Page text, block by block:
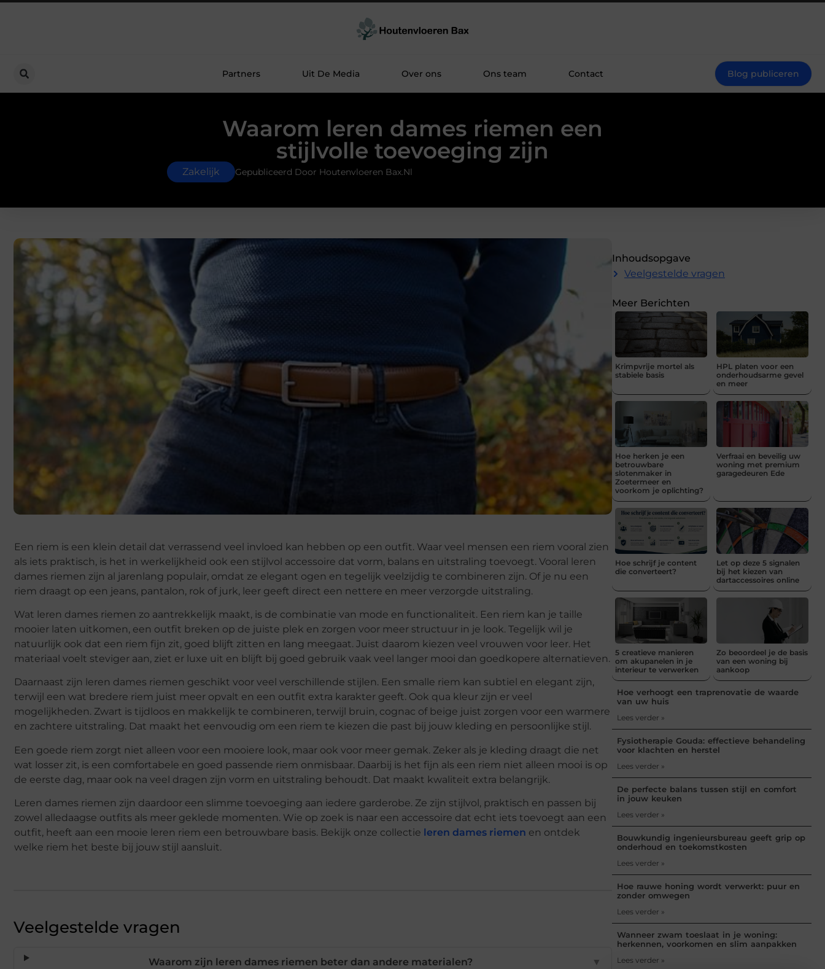
Partners Uit De Media Over ons Ons team Contact Blog publiceren
Waarom leren dames riemen een
stijlvolle toevoeging zijn
Zakelijk Gepubliceerd Door Houtenvloeren Bax.nl
Een riem is een klein detail dat verrassend veel invloed kan hebben op een outfit. Waar veel mensen een riem vooral zien
als iets praktisch, is het in werkelijkheid ook een stijlvol accessoire dat vorm, balans en uitstraling toevoegt. Vooral leren
dames riemen zijn al jarenlang populair, omdat ze elegant ogen en tegelijk veelzijdig te combineren zijn. Of je nu een
riem draagt op een jeans, pantalon, rok of jurk, leer geeft direct een nettere en meer verzorgde uitstraling.
Wat leren dames riemen zo aantrekkelijk maakt, is de combinatie van mode en functionaliteit. Een riem kan je taille
mooier laten uitkomen, een outfit breken op de juiste plek en zorgen voor meer structuur in je look. Tegelijk wil je
natuurlijk ook dat een riem fijn zit, goed blijft zitten en lang meegaat. Juist daarom kiezen veel vrouwen voor leer. Het
materiaal voelt steviger aan, ziet er luxe uit en blijft bij goed gebruik vaak veel langer mooi dan goedkopere alternatieven.
Daarnaast zijn leren dames riemen geschikt voor veel verschillende stijlen. Een smalle riem kan subtiel en elegant zijn,
terwijl een wat bredere riem juist meer opvalt en een outfit extra karakter geeft. Ook qua kleur zijn er veel
mogelijkheden. Zwart is tijdloos en makkelijk te combineren, terwijl bruin, cognac of beige juist zorgen voor een warmere
en zachtere uitstraling. Dat maakt het eenvoudig om een riem te kiezen die past bij jouw kleding en persoonlijke stijl.
Een goede riem zorgt niet alleen voor een mooiere look, maar ook voor meer gemak. Zeker als je kleding draagt die net
wat losser zit, is een comfortabele en goed passende riem onmisbaar. Daarbij is het fijn als een riem niet alleen mooi is op
de eerste dag, maar ook na veel dragen zijn vorm en uitstraling behoudt. Dat maakt kwaliteit extra belangrijk.
Leren dames riemen zijn daardoor een slimme toevoeging aan iedere garderobe. Ze zijn stijlvol, praktisch en passen bij
zowel alledaagse outfits als meer geklede momenten. Wie op zoek is naar een accessoire dat echt iets toevoegt aan een
outfit, heeft aan een mooie leren riem een betrouwbare basis. Bekijk onze collectie leren dames riemen en ontdek
welke riem het beste bij jouw stijl aansluit.
Veelgestelde vragen
Waarom zijn leren dames riemen beter dan andere materialen? ▼
Inhoudsopgave
Veelgestelde vragen
Meer Berichten
Krimpvrije mortel als
stabiele basis
HPL platen voor een
onderhoudsarme gevel
en meer
Hoe herken je een
betrouwbare
slotenmaker in
Zoetermeer en
voorkom je oplichting?
Verfraai en beveilig uw
woning met premium
garagedeuren Ede
Hoe schrijf je content
die converteert?
Let op deze 5 signalen
bij het kiezen van
dartaccessoires online
5 creatieve manieren
om akupanelen in je
interieur te verwerken
Zo beoordeel je de basis
van een woning bij
aankoop
Hoe verhoogt een traprenovatie de waarde
van uw huis
Lees verder »
Fysiotherapie Gouda: effectieve behandeling
voor klachten en herstel
Lees verder »
De perfecte balans tussen stijl en comfort
in jouw keuken
Lees verder »
Bouwkundig ingenieursbureau geeft grip op
onderhoud en toekomstkosten
Lees verder »
Hoe rauwe honing wordt verwerkt: puur en
zonder omwegen
Lees verder »
Wanneer zwam toeslaat in je woning:
herkennen, voorkomen en slim aanpakken
Lees verder »